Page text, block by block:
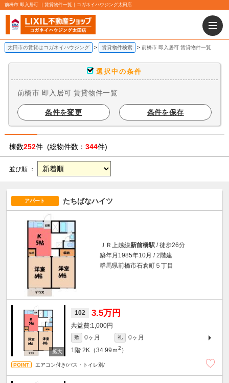
前橋市 即入居可 ｜賃貸物件一覧｜コガネイハウジング太田店
太田市の賃貸はコガネイハウジング 賃貸物件検索 前橋市 即入居可 賃貸物件一覧
選択中の条件
前橋市 即入居可 賃貸物件一覧
条件を変更 条件を保存
棟数252件 (総物件数： 344件)
並び順 ：
アパート たちばなハイツ
ＪＲ上越線新前橋駅 / 徒歩26分
築年月1985年10月 / 2階建
群馬県前橋市石倉町５丁目
102 3.5万円
1,000円
敷 0ヶ月 礼
0ヶ月
1階 2K（34.99ｍ2 ）
エアコン付き/バス・トイレ別/